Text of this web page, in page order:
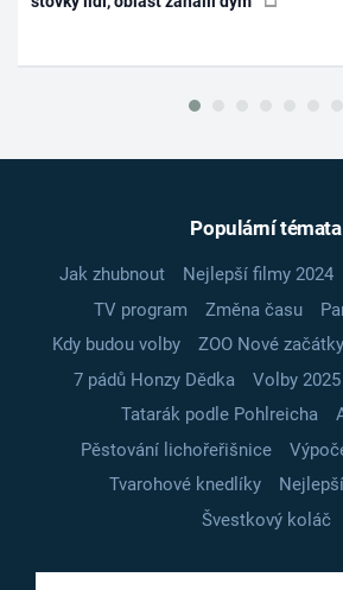
Populární témata
Jak zhubnout Nejlepší filmy 2024
TV program
Změna času
Kdy budou volby
ZOO Nové začátky
7 pádů Honzy Dědka
Volby 2025
Tatarák podle Pohlreicha
Pěstování lichořeřišnice
Tvarohové knedlíky
Švestkový koláč